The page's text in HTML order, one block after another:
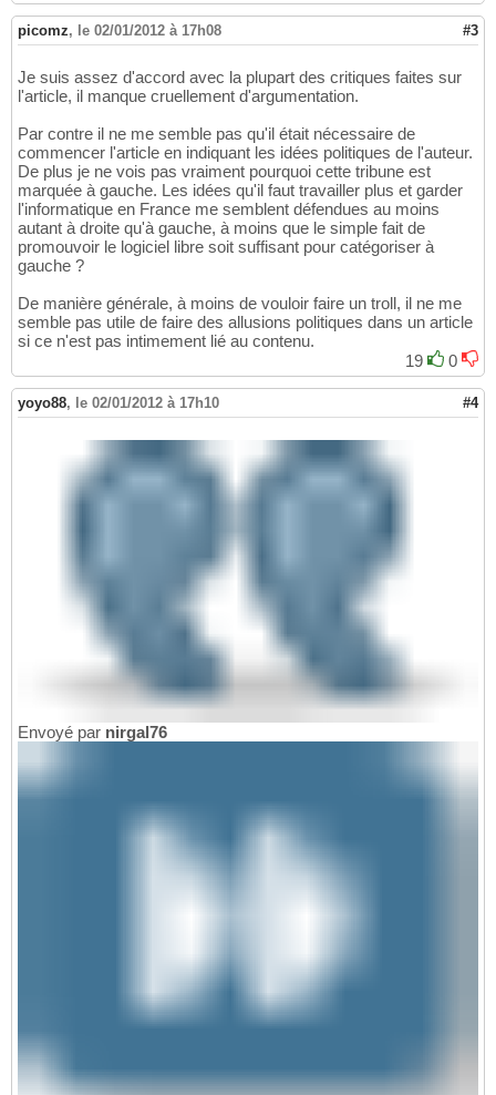
picomz, le 02/01/2012 à 17h08 #3
Je suis assez d'accord avec la plupart des critiques faites sur
l'article, il manque cruellement d'argumentation.
Par contre il ne me semble pas qu'il était nécessaire de
commencer l'article en indiquant les idées politiques de l'auteur.
De plus je ne vois pas vraiment pourquoi cette tribune est
marquée à gauche. Les idées qu'il faut travailler plus et garder
l'informatique en France me semblent défendues au moins
autant à droite qu'à gauche, à moins que le simple fait de
promouvoir le logiciel libre soit suffisant pour catégoriser à
gauche ?
De manière générale, à moins de vouloir faire un troll, il ne me
semble pas utile de faire des allusions politiques dans un article
si ce n'est pas intimement lié au contenu.
19
0
yoyo88, le 02/01/2012 à 17h10 #4
Envoyé par nirgal76